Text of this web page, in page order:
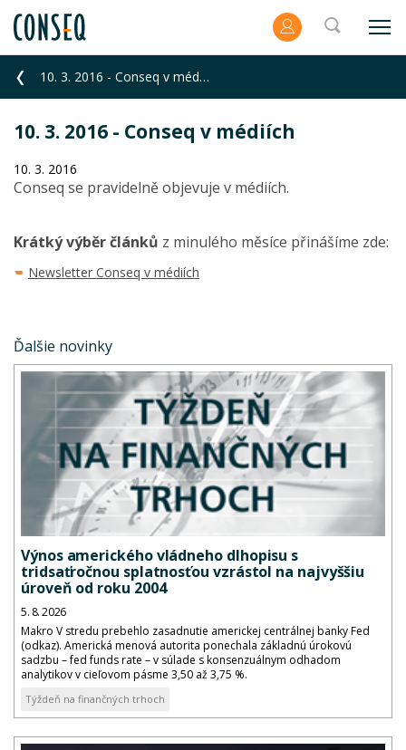
10. 3. 2016 - Conseq v médiích
10. 3. 2016 - Conseq v médiích
10. 3. 2016
Conseq se pravidelně objevuje v médiích.
Krátký výběr článků z minulého měsíce přinášíme zde:
Newsletter Conseq v médiích
Ďalšie novinky
Výnos amerického vládneho dlhopisu s
tridsaťročnou splatnosťou vzrástol na najvyššiu
úroveň od roku 2004
5. 8. 2026
Makro V stredu prebehlo zasadnutie americkej centrálnej banky Fed
(odkaz). Americká menová autorita ponechala základnú úrokovú
sadzbu – fed funds rate – v súlade s konsenzuálnym odhadom
analytikov v cieľovom pásme 3,50 až 3,75 %.
Týždeň na finančných trhoch